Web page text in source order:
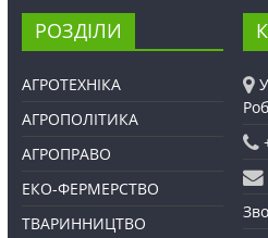
РОЗДІЛИ
АГРОТЕХНІКА
АГРОПОЛІТИКА
АГРОПРАВО
ЕКО-ФЕРМЕРСТВО
ТВАРИННИЦТВО